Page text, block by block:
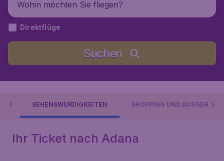
Wohin möchten Sie fliegen?
Direktflüge
Suchen
SEHENSWÜRDIGKEITEN SHOPPING UND AUSGEHEN
Ihr Ticket nach Adana